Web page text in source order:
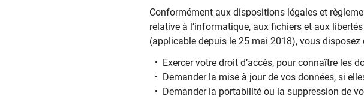
Conformément aux dispositions légales et
relative à l’informatique, aux fichiers et aux
(applicable depuis le 25 mai 2018), vous disposez
Exercer votre droit d’accès, pour connaître les
Demander la mise à jour de vos données, si
Demander la portabilité ou la suppression de